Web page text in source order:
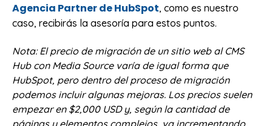
Agencia Partner de HubSpot, como es nuestro
caso, recibirás la asesoría para estos puntos.
Nota: El precio de migración de un sitio web al CMS
Hub con Media Source varía de igual forma que
HubSpot, pero dentro del proceso de migración
podemos incluir algunas mejoras. Los precios suelen
empezar en $2,000 USD y, según la cantidad de